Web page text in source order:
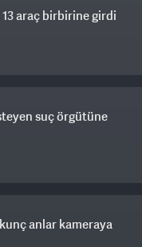
13 araç birbirine girdi
suç örgütüne
anlar kameraya